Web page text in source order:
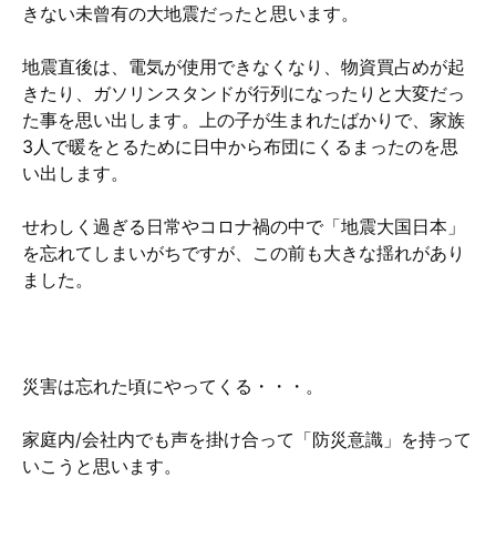
きない未曾有の大地震だったと思います。
地震直後は、電気が使用できなくなり、物資買占めが起
きたり、ガソリンスタンドが行列になったりと大変だっ
た事を思い出します。上の子が生まれたばかりで、家族
3人で暖をとるために日中から布団にくるまったのを思
い出します。
せわしく過ぎる日常やコロナ禍の中で「地震大国日本」
を忘れてしまいがちですが、この前も大きな揺れがあり
ました。
災害は忘れた頃にやってくる・・・。
家庭内/会社内でも声を掛け合って「防災意識」を持って
いこうと思います。